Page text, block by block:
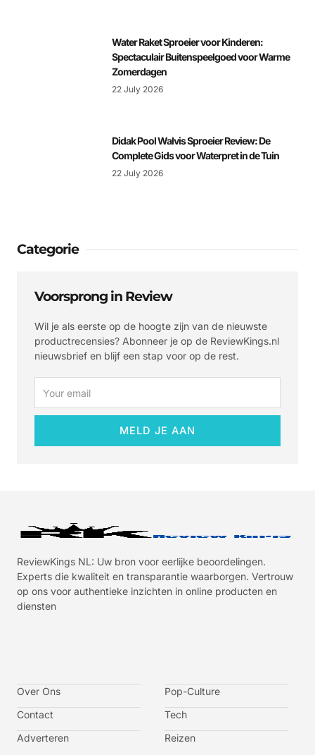
Water Raket Sproeier voor Kinderen:
Spectaculair Buitenspeelgoed voor Warme
Zomerdagen
22 July 2026
Didak Pool Walvis Sproeier Review: De
Complete Gids voor Waterpret in de Tuin
22 July 2026
Categorie
Voorsprong in Review
Wil je als eerste op de hoogte zijn van de nieuwste
productrecensies? Abonneer je op de ReviewKings.nl
nieuwsbrief en blijf een stap voor op de rest.
MELD JE AAN
ReviewKings NL: Uw bron voor eerlijke beoordelingen.
Experts die kwaliteit en transparantie waarborgen. Vertrouw
op ons voor authentieke inzichten in online producten en
diensten
-
f
c
e
o
o
-
t
i
t
e
r
-
s
g
r
-
u
b
Over Ons
Contact
Adverteren
Pop-Culture
Tech
Reizen